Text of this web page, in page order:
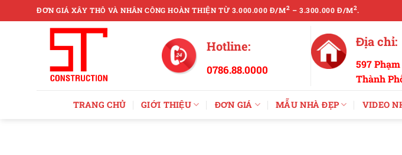
to
ĐƠN GIÁ XÂY THÔ VÀ NHÂN CÔNG HOÀN THIỆN TỪ 3.000.000 Đ/M2 – 3.300.000 Đ/M2.
Hotline:
0786.88.0000
Địa chỉ:
597
Thành
TRANG CHỦ GIỚI THIỆU ĐƠN GIÁ MẪU NHÀ ĐẸP VIDEO